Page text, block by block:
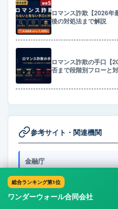
ロマンス詐欺【2026年
後の対処法まで解説
ロマンス詐欺の手口【
否まで段階別フローと
参考サイト・関連機関
金融庁
消費者庁
総合ランキング第1位
ワンダーウォール合同会社